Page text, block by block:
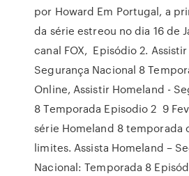
por Howard Em Portugal, a
da série estreou no dia 16 de
canal FOX, Episódio 2.
Segurança Nacional 8
Online, Assistir Homeland -
8 Temporada Episodio 2 9
série Homeland 8 temporada
limites. Assista Homeland –
Nacional: Temporada 8